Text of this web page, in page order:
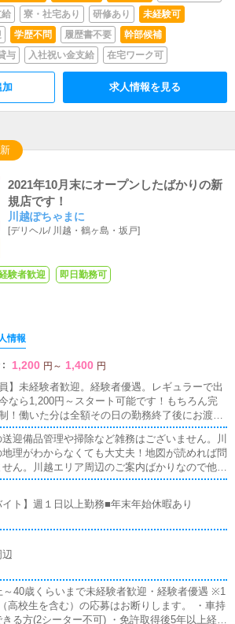
寮・社宅あり 研修あり
未経験可
学歴不問 履歴書不要
幹部候補
与 入社祝い金支給 在宅ワーク可
加 求人情報を見る
2021年10月末にオープンしたばかりの新
規店です！
川越ぽちゃまに
[デリヘル/ 川越・鶴ヶ島・坂戸]
験者歓迎 即日勤務可
情報
: 1,200 円 ～ 1,400 円
員】未経験者歓迎。経験者優遇。レギュラーで出
なら1,200円～スタート可能です！もちろん完
！働いた分は全額その日の勤務終了後にお渡し
す。能力に応じて随時昇給！時給1,200円～時
！【アルバイト】未経験者歓迎。経験者優遇。
で出れる方は今なら1,200円～スタート可能で
ん完全日払い制！働いた分は全額その日の勤務
～時給1,400円！
迎備品管理や掃除など雑務はございません。川
地理がわからなくても大丈夫！地図が読めれば問
せん。川越エリア周辺のご案内ばかりなので他店
行距離も圧倒的に少ないです。無理なタイムスケ
運転で女の子を目的地まで送り届けて頂きます。
イト】週１日以上勤務■年末年始休暇あり
辺
～40歳くらいまで未経験者歓迎・経験者優遇 ※1
高校生を含む）の応募はお断りします。 ・車持
きる方(2シーター不可) ・免許取得後5年以上経過